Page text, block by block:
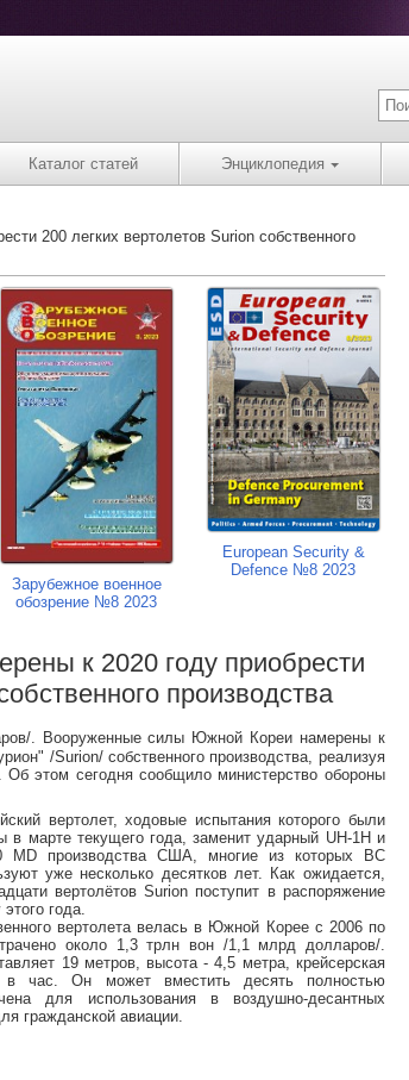
Каталог статей Энциклопедия
200 легких вертолетов Surion собственного
Зарубежное военное
обозрение №8 2023
European Security &
Defence №8 2023
к 2020 году приобрести
производства
. Вооруженные силы Южной Кореи намерены к
/Surion/ собственного производства, реализуя
Об этом сегодня сообщило министерство обороны
вертолет, ходовые испытания которого были
в марте текущего года, заменит ударный UH-1H и
MD производства США, многие из которых ВС
уже несколько десятков лет. Как ожидается,
вертолётов Surion поступит в распоряжение
года.
вертолета велась в Южной Корее с 2006 по
около 1,3 трлн вон /1,1 млрд долларов/.
19 метров, высота - 4,5 метра, крейсерская
час. Он может вместить десять полностью
для использования в воздушно-десантных
гражданской авиации.